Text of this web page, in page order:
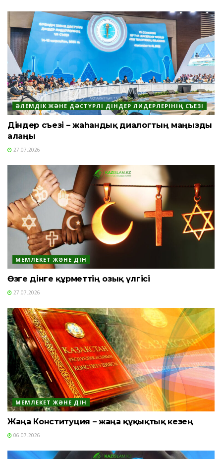
ӘЛЕМДІК ЖӘНЕ ДӘСТҮРЛІ ДІНДЕР ЛИДЕРЛЕРІНІҢ СЪЕЗІ
Діндер съезі – жаһандық диалогтың маңызды
алаңы
27.07.2026
МЕМЛЕКЕТ ЖӘНЕ ДІН
Өзге дінге құрметтің озық үлгісі
27.07.2026
МЕМЛЕКЕТ ЖӘНЕ ДІН
Жаңа Конституция – жаңа құқықтық кезең
06.07.2026